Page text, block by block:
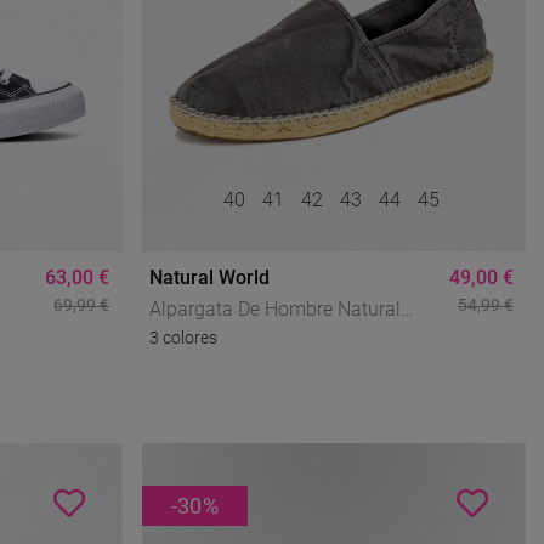
63,00 €
69,99 €
40 41 42 43 44 45
Natural World
Alpargata De Hombre Natural
World Old Trébol Gris De Algodón
3 colores
49,00 €
54,99 €
-30%